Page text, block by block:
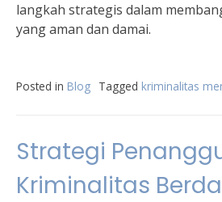
langkah strategis dalam
yang aman dan damai.
Posted in Blog Tagged kriminalitas
Strategi
Kriminalitas